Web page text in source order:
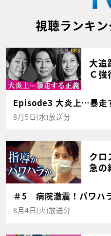
視聴ランキ
大追
Ｃ
Episode3 大炎上…暴走
8月5日(水)放送分
クロ
急の
＃5 病院激震！パワハ
8月4日(火)放送分